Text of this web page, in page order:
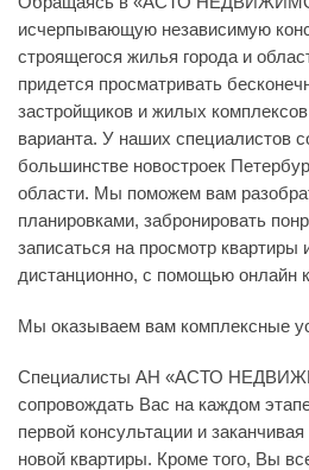
исчерпывающую независимую
строящегося жилья города и
придется просматривать
застройщиков и жилых
варианта. У наших специалистов
большинстве новостроек
области. Мы поможем вам
планировками, забронировать
записаться на просмотр
дистанционно, с помощью онлайн
Мы оказываем вам комплексные
Специалисты АН «АСТО
сопровождать Вас на каждом
первой консультации и
новой квартиры. Кроме того, Вы